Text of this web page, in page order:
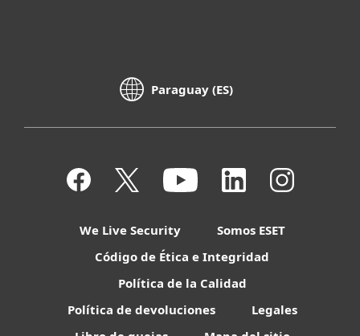
Paraguay (ES)
We Live Security
Somos ESET
Código de Ética e Integridad
Política de la Calidad
Política de devoluciones
Legales